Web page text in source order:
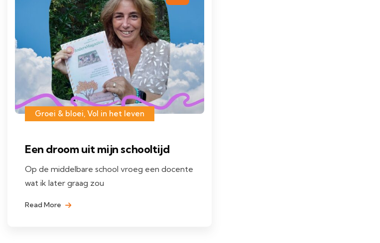
Groei & bloei Vol in het leven
Een droom uit mijn schooltijd
Op de middelbare school vroeg een docente
wat ik later graag zou
Read More